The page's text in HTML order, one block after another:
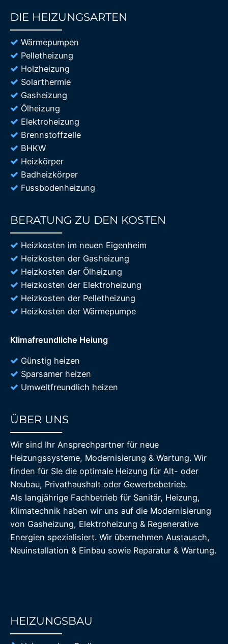
DIE HEIZUNGSARTEN
Wärmepumpen
Pelletheizung
Holzheizung
Solarthermie
Gasheizung
Ölheizung
Elektroheizung
Brennstoffzelle
BHKW
Heizkörper
Badheizkörper
Fussbodenheizung
BERATUNG ZU DEN KOSTEN
Heizkosten im neuen Eigenheim
Heizkosten der Gasheizung
Heizkosten der Ölheizung
Heizkosten der Elektroheizung
Heizkosten der Pelletheizung
Heizkosten der Wärmepumpe
Klimafreundliche Heiung
Günstig heizen
Sparsamer heizen
Umweltfreundlich heizen
ÜBER UNS
Wir sind Ihr Ansprechpartner für neue
Heizungssysteme, Modernisierung & Wartung. Wir
finden für SIe die optimale Heizung für Alt- oder
Neubau, Privathaushalt oder Gewerbebetrieb.
Als langjährige Fachbetrieb für Sanitär, Heizung,
Klimatechnik haben wir uns auf die Modernisierung
von Gasheizung, Elektroheizung & Regenerative
Energien spezialisiert. Wir übernehmen Austausch,
Neuinstallation & Einbau sowie Reparatur & Wartung.
HEIZUNGSBAU